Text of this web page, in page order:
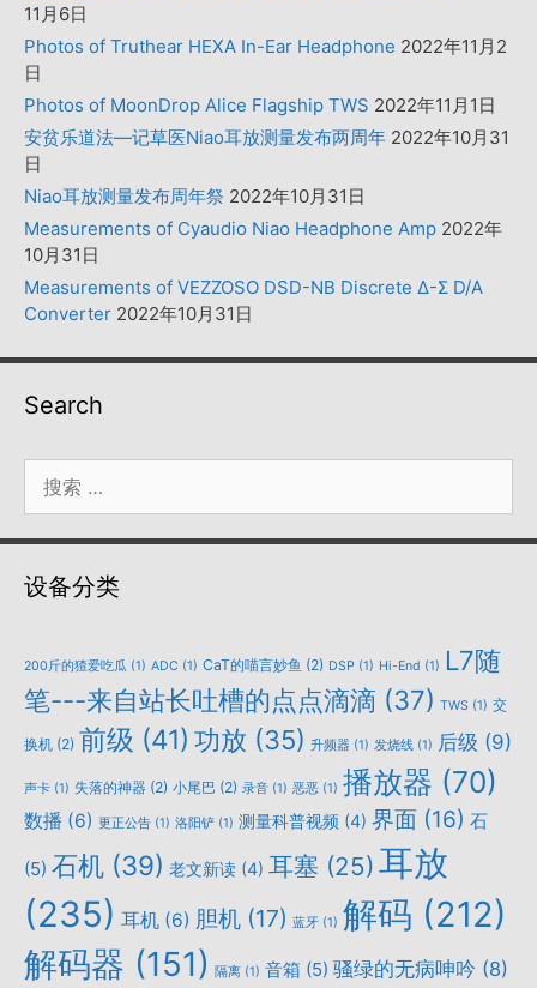
11月6日
Photos of Truthear HEXA In-Ear Headphone 2022年11月2
日
Photos of MoonDrop Alice Flagship TWS 2022年11月1日
安贫乐道法—记草医Niao耳放测量发布两周年 2022年10月31
日
Niao耳放测量发布周年祭 2022年10月31日
Measurements of Cyaudio Niao Headphone Amp 2022年
10月31日
Measurements of VEZZOSO DSD-NB Discrete Δ-Σ D/A
Converter 2022年10月31日
Search
索：
设备分类
200斤的猹爱吃瓜 (1) ADC (1) CaT的喵言妙鱼 (2) DSP (1) Hi-End (1) L7随
笔---来自站长吐槽的点点滴滴 (37) TWS (1) 交
换机 (2) 前级 (41) 功放 (35) 升频器 (1) 发烧线 (1) 后级 (9)
声卡 (1) 失落的神器 (2) 小尾巴 (2) 录音 (1) 恶恶 (1) 播放器 (70)
数播 (6) 更正公告 (1) 洛阳铲 (1) 测量科普视频 (4) 界面 (16) 石
(5) 石机 (39) 老文新读 (4) 耳塞 (25) 耳放
(235) 耳机 (6) 胆机 (17) 蓝牙 (1) 解码 (212)
解码器 (151) 隔离 (1) 音箱 (5) 骚绿的无病呻吟 (8)